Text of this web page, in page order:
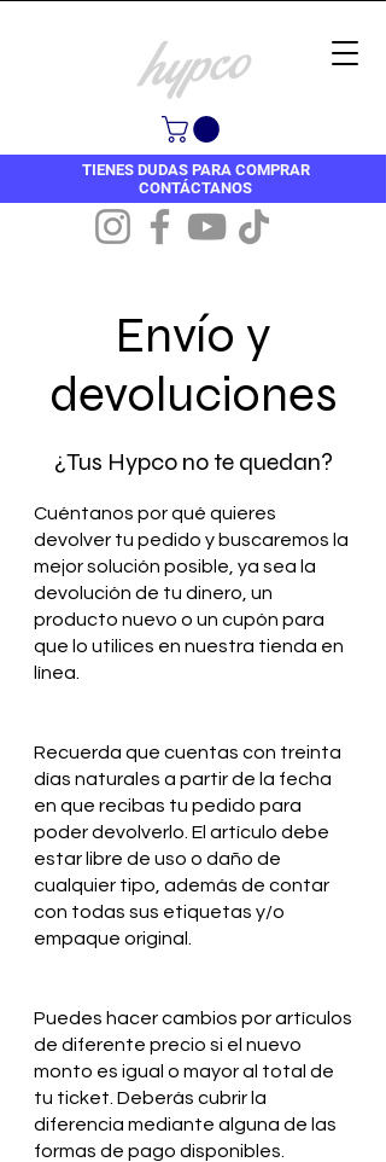
TIENES DUDAS PARA COMPRAR
CONTÁCTANOS
Envío y
devoluciones
¿Tus Hypco no te quedan?
Cuéntanos por qué quieres
devolver tu pedido y buscaremos la
mejor solución posible, ya sea la
devolución de tu dinero, un
producto nuevo o un cupón para
que lo utilices en nuestra tienda en
línea.
Recuerda que cuentas con treinta
días naturales a partir de la fecha
en que recibas tu pedido para
poder devolverlo. El artículo debe
estar libre de uso o daño de
cualquier tipo, además de contar
con todas sus etiquetas y/o
empaque original.
Puedes hacer cambios por artículos
de diferente precio si el nuevo
monto es igual o mayor al total de
tu ticket. Deberás cubrir la
diferencia mediante alguna de las
formas de pago disponibles.